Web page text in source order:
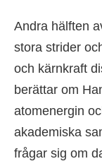
Andra hälften
stora strider
och kärnkraft
berättar om
atomenergin
akademiska
frågar sig om